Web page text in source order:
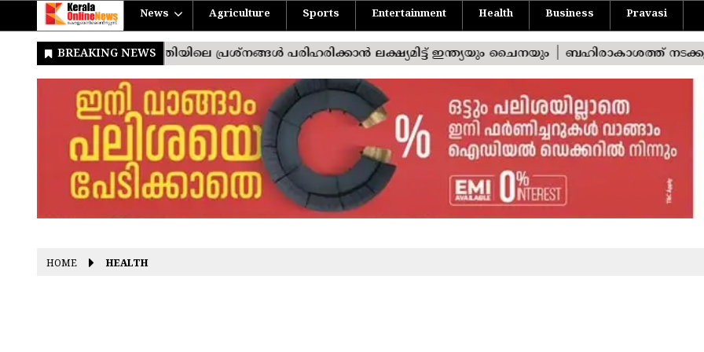
News Agriculture Sports Entertainment Health Business Pravasi
HOME HEALTH